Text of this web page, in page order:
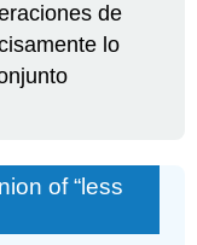
de
lo
of “less